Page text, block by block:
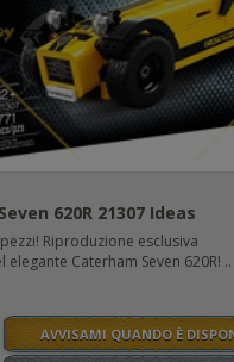
620R 21307 Ideas
Riproduzione esclusiva
elegante Caterham Seven 620R! ..
AVVISAMI QUANDO È